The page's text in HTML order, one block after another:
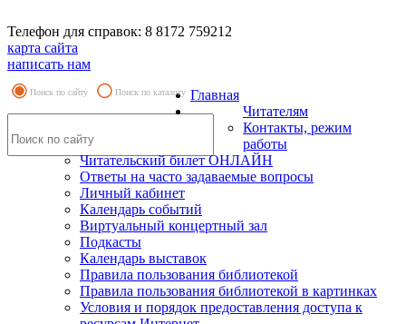
Телефон для справок: 8 8172 759212
карта сайта
написать нам
Поиск по сайту Поиск по каталогу Главная
Читателям
Контакты, режим
работы
Читательский билет ОНЛАЙН
Ответы на часто задаваемые вопросы
Личный кабинет
Календарь событий
Виртуальный концертный зал
Подкасты
Календарь выставок
Правила пользования библиотекой
Правила пользования библиотекой в картинках
Условия и порядок предоставления доступа к